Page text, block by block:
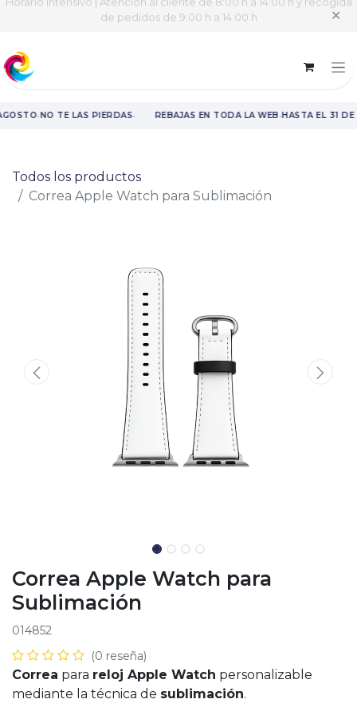
Horario intensivo | Atención al cliente de 8:00 h a 14:00 h y recogida
de pedidos de 9:00 h a 14:00 h
✕
·NO TE LAS PIERDAS· REBAJAS EN TODA LA WEB·HASTA EL 31 DE
Todos los productos
Correa Apple Watch para Sublimación
Correa Apple Watch para
Sublimación
014852
(0 reseña)
Correa para reloj Apple Watch personalizable
mediante la técnica de sublimación.